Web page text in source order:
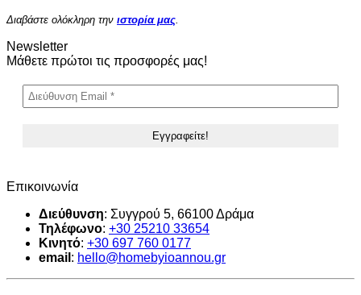
Διαβάστε ολόκληρη την ιστορία μας.
Newsletter
Μάθετε πρώτοι τις προσφορές μας!
Επικοινωνία
Διεύθυνση: Συγγρού 5, 66100 Δράμα
Τηλέφωνο: +30 25210 33654
Κινητό: +30 697 760 0177
email : hello@homebyioannou.gr